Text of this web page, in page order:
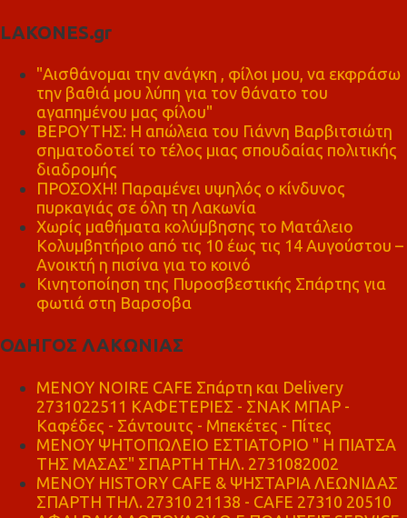
LAKONES.gr
"Αισθάνομαι την ανάγκη , φίλοι μου, να εκφράσω
την βαθιά μου λύπη για τον θάνατο του
αγαπημένου μας φίλου"
ΒΕΡΟΥΤΗΣ: Η απώλεια του Γιάννη Βαρβιτσιώτη
σηματοδοτεί το τέλος μιας σπουδαίας πολιτικής
διαδρομής
ΠΡΟΣΟΧΗ! Παραμένει υψηλός ο κίνδυνος
πυρκαγιάς σε όλη τη Λακωνία
Χωρίς μαθήματα κολύμβησης το Ματάλειο
Κολυμβητήριο από τις 10 έως τις 14 Αυγούστου –
Ανοικτή η πισίνα για το κοινό
Κινητοποίηση της Πυροσβεστικής Σπάρτης για
φωτιά στη Βαρσοβα
ΟΔΗΓΟΣ ΛΑΚΩΝΙΑΣ
MENOY NOIRE CAFE Σπάρτη και Delivery
2731022511 ΚΑΦΕΤΕΡΙΕΣ - ΣΝΑΚ ΜΠΑΡ -
Καφέδες - Σάντουιτς - Μπεκέτες - Πίτες
ΜΕΝΟΥ ΨΗΤΟΠΩΛΕΙΟ ΕΣΤΙΑΤΟΡΙΟ " Η ΠΙΑΤΣΑ
ΤΗΣ ΜΑΣΑΣ" ΣΠΑΡΤΗ ΤΗΛ. 2731082002
ΜΕΝΟΥ HISTORY CAFE & ΨΗΣΤΑΡΙΑ ΛΕΩΝΙΔΑΣ
ΣΠΑΡΤΗ ΤΗΛ. 27310 21138 - CAFE 27310 20510